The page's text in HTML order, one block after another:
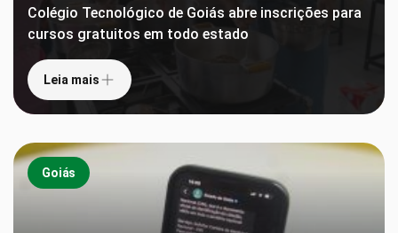
Colégio Tecnológico de Goiás abre inscrições para
cursos gratuitos em todo estado
Leia mais
Goiás